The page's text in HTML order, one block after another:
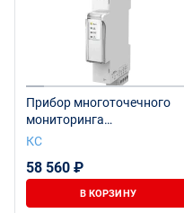
Прибор многоточечного
мониторинга
электроэнергии КСМ-М3-1-
КС
58 560 ₽
В КОРЗИНУ